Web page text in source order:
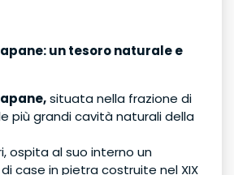
un tesoro naturale e
situata nella frazione di
più grandi cavità naturali della
ospita al suo interno un
case in pietra costruite nel XIX